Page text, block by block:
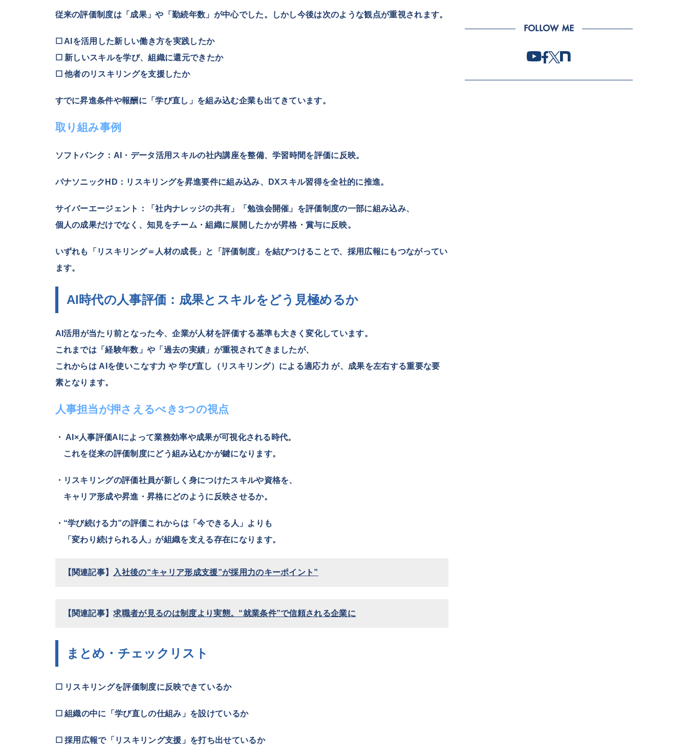
従来の評価制度は「成果」や「勤続年数」が中心でした。しかし今後は次のような観点が重視されます。
☐ AIを活用した新しい働き方を実践したか
☐ 新しいスキルを学び、組織に還元できたか
☐ 他者のリスキリングを支援したか
すでに昇進条件や報酬に「学び直し」を組み込む企業も出てきています。
取り組み事例
ソフトバンク ：AI・データ活用スキルの社内講座を整備、学習時間を評価に反映。
パナソニックHD ：リスキリングを昇進要件に組み込み、DXスキル習得を全社的に推進。
サイバーエージェント
：「社内ナレッジの共有」「勉強会開催」を評価制度の一部に組み込み、
個人の成果だけでなく、知見をチーム・組織に展開したかが昇格・賞与に反映。
いずれも「リスキリング＝人材の成長」と「評価制度」を結びつけることで、採用広報にもつながってい
ます。
AI時代の人事評価：成果とスキルをどう見極めるか
AI活用が当たり前となった今、企業が人材を評価する基準も大きく変化しています。
これまでは「経験年数」や「過去の実績」が重視されてきましたが、
これからは AIを使いこなす力 や学び直し（リスキリング） による適応力 が、成果を左右する重要な要
素となります。
人事担当が押さえるべき3つの視点
・ AI×人事評価AIによって業務効率や成果が可視化される時代。
これを従来の評価制度にどう組み込むかが鍵になります。
・リスキリングの評価社員が新しく身につけたスキルや資格を、
キャリア形成や昇進・昇格にどのように反映させるか。
・“学び続ける力”の評価これからは「今できる人」よりも
「変わり続けられる人」が組織を支える存在になります。
【関連記事】 入社後の“キャリア形成支援”が採用力のキーポイント”
【関連記事】求職者が見るのは制度より実態。“就業条件”で信頼される企業に
まとめ・チェックリスト
☐ リスキリングを評価制度に反映できているか
☐ 組織の中に「学び直しの仕組み」を設けているか
☐ 採用広報で「リスキリング支援」を打ち出せているか
FOLLOW ME